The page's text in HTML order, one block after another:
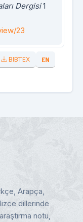
Dergisi1
23
BIBTEX
Arapça,
dillerinde
notu,